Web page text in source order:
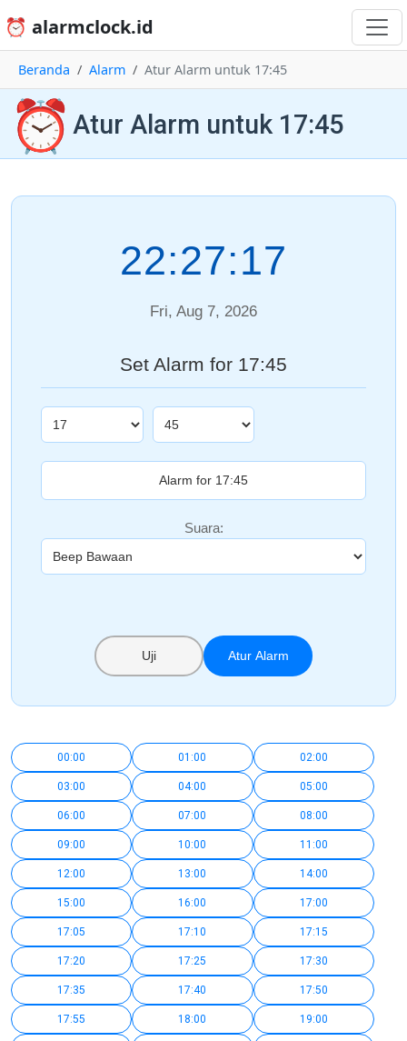
⏰ alarmclock.id
Beranda Alarm Atur Alarm untuk 17:45
⏰ Atur Alarm untuk 17:45
22:27:17
Fri, Aug 7, 2026
Set Alarm for 17:45
Suara:
Uji Atur Alarm
00:00 01:00 02:00
03:00 04:00 05:00
06:00 07:00 08:00
09:00 10:00 11:00
12:00 13:00 14:00
15:00 16:00 17:00
17:05 17:10 17:15
17:20 17:25 17:30
17:35 17:40 17:50
17:55 18:00 19:00